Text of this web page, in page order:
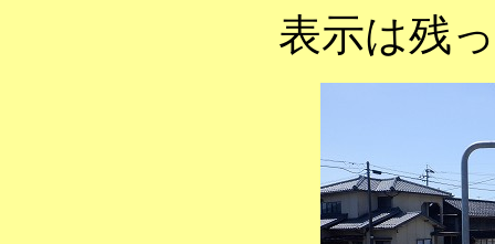
表示は残